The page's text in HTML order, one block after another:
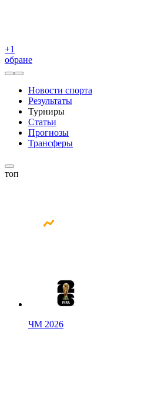
+1
обране
Новости спорта
Результаты
Турниры
Статьи
Прогнозы
Трансферы
топ
ЧМ 2026